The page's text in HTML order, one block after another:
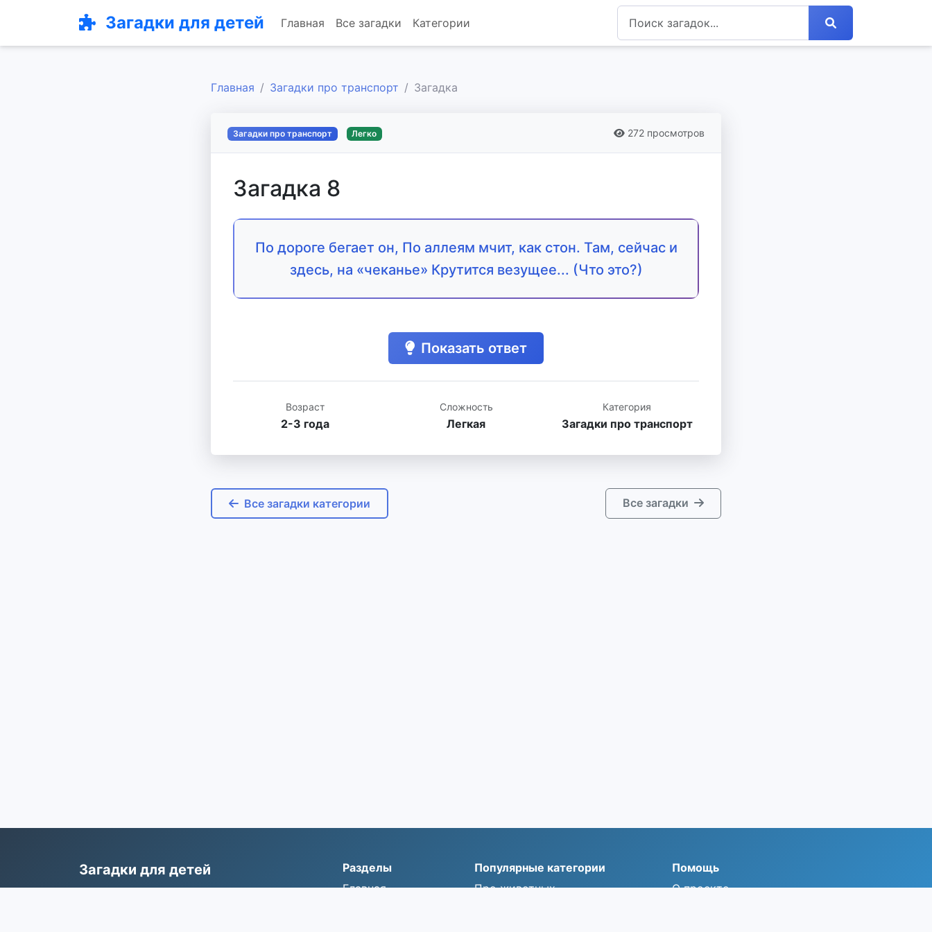
Загадки для детей Главная Все загадки Категории
Главная Загадки про транспорт Загадка
Загадки про транспорт Легко 272 просмотров
Загадка 8
По дороге бегает он, По аллеям мчит, как стон. Там, сейчас и
здесь, на «чеканье» Крутится везущее... (Что это?)
Показать ответ
Возраст
2-3 года
Сложность
Легкая
Категория
Загадки про транспорт
Все загадки категории Все загадки
Загадки для детей
Самая большая коллекция детских загадок
Разделы
Главная
Популярные категории
Про животных
Помощь
О проекте